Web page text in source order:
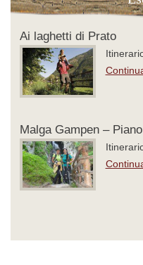
Ai laghetti di Prato
Malga Gampen –